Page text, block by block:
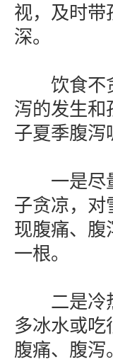
视，及时带
深。
饮食不贪
泻的发生和
子夏季腹泻
一是尽量
子贪凉，对
现腹痛、腹
一根。
二是冷热
多冰水或吃
腹痛、腹泻。